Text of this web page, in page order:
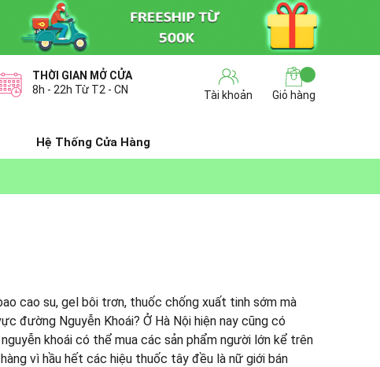
THỜI GIAN MỞ CỬA
8h - 22h Từ T2 - CN
Tài khoản Giỏ hàng
Hệ Thống Cửa Hàng
cao su, gel bôi trơn, thuốc chống xuất tinh sớm mà
đường Nguyễn Khoái? Ở Hà Nội hiện nay cũng có
khoái có thể mua các sản phẩm người lớn kể trên
vì hầu hết các hiệu thuốc tây đều là nữ giới bán